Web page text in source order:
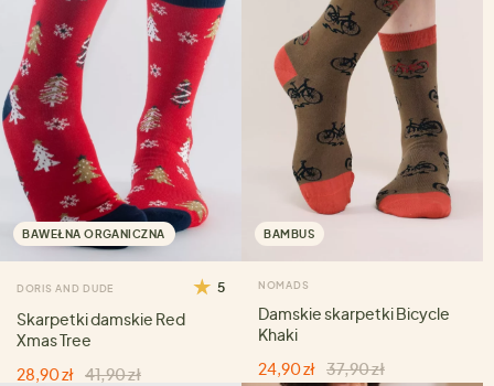
BAWEŁNA ORGANICZNA
DORIS AND DUDE 5
Skarpetki damskie Red
Xmas Tree
28,90 zł 41,90 zł
BAMBUS
NOMADS
Damskie skarpetki Bicycle
Khaki
24,90 zł 37,90 zł